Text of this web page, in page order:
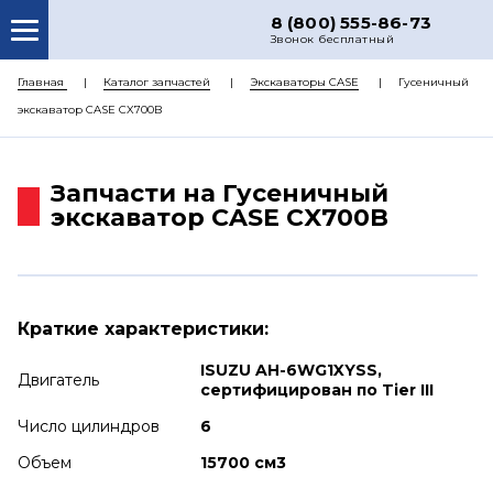
8 (800) 555-86-73
Звонок бесплатный
О НАС
КАТАЛОГ ЗАПЧАСТЕЙ
ДОСТАВКА
Главная Каталог запчастей Экскаваторы CASE
Гусеничный
экскаватор CASE CX700B
Запчасти на Гусеничный
экскаватор CASE CX700B
Краткие характеристики:
Двигатель
ISUZU AH-6WG1XYSS,
сертифицирован по Tier III
Число цилиндров
6
Объем
15700 см3